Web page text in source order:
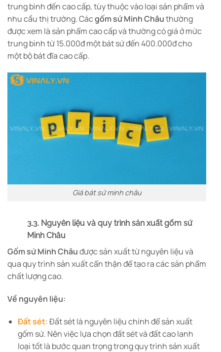
trung bình đến cao cấp, tùy thuộc vào loại sản phẩm và
nhu cầu thị trường. Cácgốm sứ Minh Châuthường
được xem là sản phẩm cao cấp và thường có giá ở mức
trung bình từ 15.000đ một bát sứ đến 400.000đ cho
một bộ bát đĩa cao cấp.
Giá bát sứ minh châu
3.3. Nguyên liệu và quy trình sản xuất gốm sứ
Minh Châu
Gốm sứ Minh Châuđược sản xuất từ nguyên liệu và
qua quy trình sản xuất cẩn thận để tạo ra các sản phẩm
chất lượng cao.
Về nguyên liệu:
Đất sét: Đất sét là nguyên liệu chính để sản xuất
gốm sứ. Nên việc lựa chọn đất sét và đất cao lanh
loại tốt là bước quan trọng trong quy trình sản xuất